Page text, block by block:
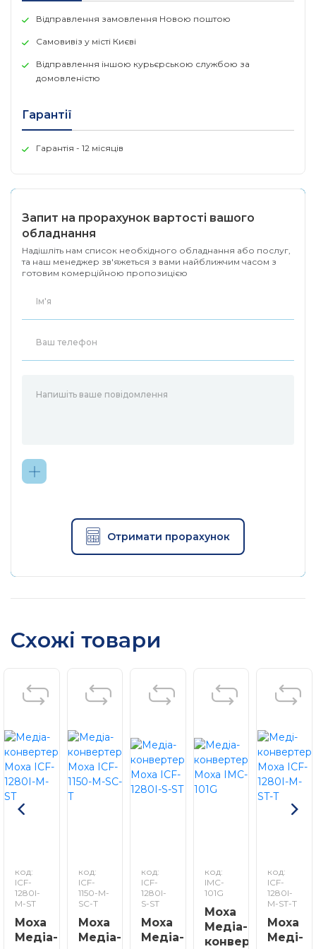
Відправлення замовлення Новою поштою
Самовивіз у місті Києві
Відправлення іншою курьєрською службою за
домовленістю
Гарантії
Гарантія - 12 місяців
Запит на прорахунок вартості вашого
обладнання
Надішліть нам список необхідного обладнання або послуг,
та наш менеджер зв'яжеться з вами найближчим часом з
готовим комерційною пропозицією
Отримати прорахунок
Схожі товари
код:
ICF-
1280I-
M-ST
Moxa
Медіа-
код:
ICF-
1150-M-
SC-T
Moxa
Медіа-
код:
ICF-
1280I-
S-ST
Moxa
Медіа-
код:
IMC-
101G
Moxa
Медіа-
конвертер
код:
ICF-
1280I-
M-ST-T
Moxa
Меді-